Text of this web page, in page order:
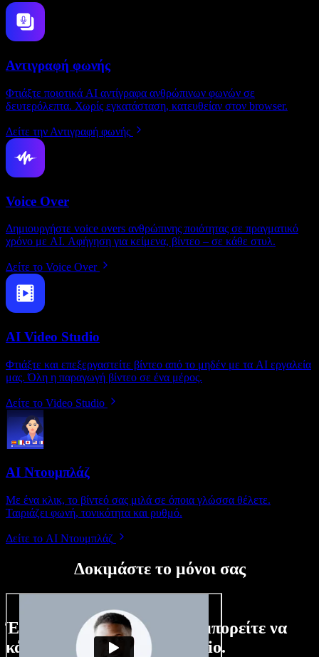
Αντιγραφή φωνής
Φτιάξτε ποιοτικά AI αντίγραφα ανθρώπινων φωνών σε
δευτερόλεπτα. Χωρίς εγκατάσταση, κατευθείαν στον browser.
Δείτε την Αντιγραφή φωνής
Voice Over
Δημιουργήστε voice overs ανθρώπινης ποιότητας σε πραγματικό
χρόνο με AI. Αφήγηση για κείμενα, βίντεο – σε κάθε στυλ.
Δείτε το Voice Over
AI Video Studio
Φτιάξτε και επεξεργαστείτε βίντεο από το μηδέν με τα AI εργαλεία
μας. Όλη η παραγωγή βίντεο σε ένα μέρος.
Δείτε το Video Studio
AI Ντουμπλάζ
Με ένα κλικ, το βίντεό σας μιλά σε όποια γλώσσα θέλετε.
Ταιριάζει φωνή, τονικότητα και ρυθμό.
Δείτε το AI Ντουμπλάζ
Δοκιμάστε το μόνοι σας
Ένα μικρό δείγμα από όσα μπορείτε να
κάνετε με το Speechify Studio.